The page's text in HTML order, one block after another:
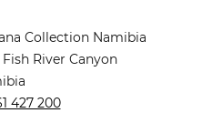
Collection Namibia
River Canyon
427 200